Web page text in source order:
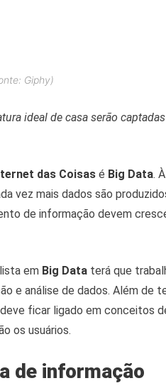
Giphy)
ideal de casa serão
das Coisas é Big Data.
vez mais dados são
de informação devem
em Big Data terá que
e análise de dados. Além de
ficar ligado em conceitos
os usuários.
de informação